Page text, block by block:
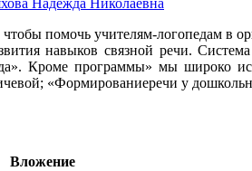
помочь учителям-логопедам в
навыков связной речи.
Кроме программы» мы широко
«Формированиеречи у
Вложение